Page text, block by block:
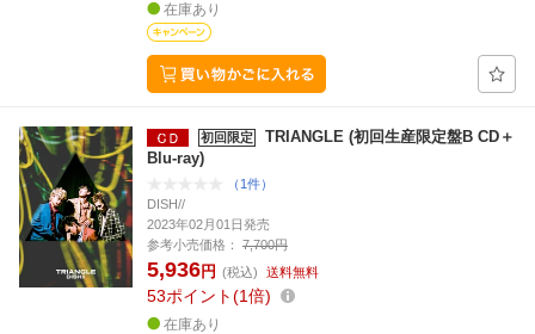
在庫あり
初回限定
TRIANGLE (初回生産限定盤B CD＋
Blu-ray)
（1件）
DISH//
2023年02月01日発売
参考小売価格：
7,700円
5,936円 (税込) 送料無料
53ポイント 1倍
在庫あり